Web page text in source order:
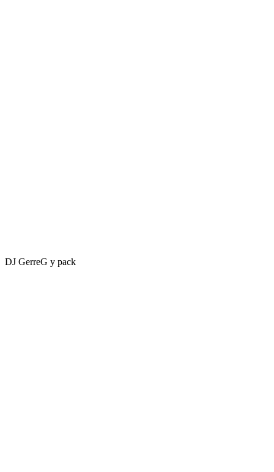
DJ GerreG y pack